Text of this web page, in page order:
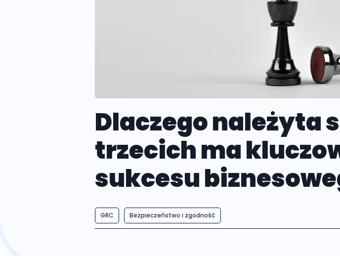
Dlaczego należyta
trzecich ma
sukcesu
GRC Bezpieczeństwo i zgodność